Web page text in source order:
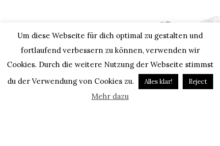
Um diese Webseite für dich optimal zu gestalten und
fortlaufend verbessern zu können, verwenden wir
Cookies. Durch die weitere Nutzung der Webseite stimmst
du der Verwendung von Cookies zu.
Alles klar! Reject
Mehr dazu